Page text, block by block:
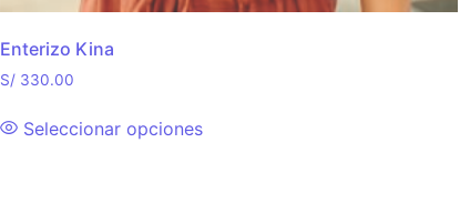
Enterizo Kina
S/330.00
Seleccionar opciones